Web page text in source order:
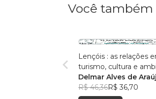
Você também
Lençóis : as relações
turismo, cultura e
Delmar Alves de
R$ 46,36R$ 36,70